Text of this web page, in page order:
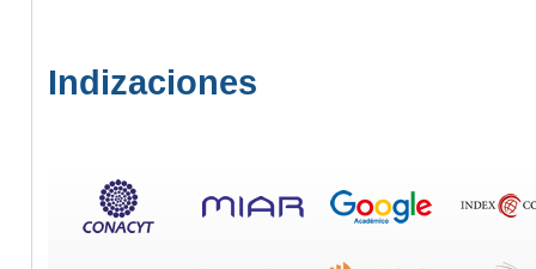
Indizaciones